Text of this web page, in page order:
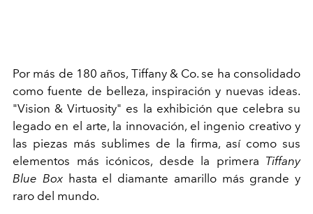
Por más de 180 años, Tiffany & Co. se ha consolidado
como fuente de belleza, inspiración y nuevas ideas.
"Vision & Virtuosity" es la exhibición que celebra su
legado en el arte, la innovación, el ingenio creativo y
las piezas más sublimes de la firma, así como sus
elementos más icónicos, desde la primera Tiffany
Blue Boxhasta el diamante amarillo más grande y
raro del mundo.